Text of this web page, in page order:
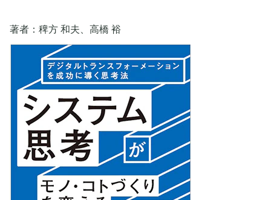
著者：稗方 和夫、高橋 裕